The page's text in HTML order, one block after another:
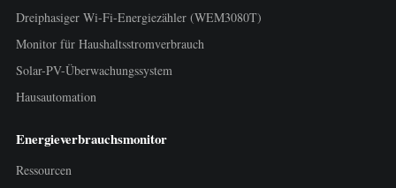
Dreiphasiger Wi-Fi-Energiezähler (WEM3080T)
Monitor für Haushaltsstromverbrauch
Solar-PV-Überwachungssystem
Hausautomation
Energieverbrauchsmonitor
Ressourcen